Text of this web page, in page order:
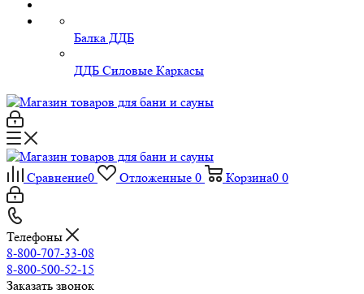
Балка ДДБ
ДДБ Силовые Каркасы
Сравнение0 Отложенные 0 Корзина0 0
Телефоны
8-800-707-33-08
8-800-500-52-15
Заказать звонок